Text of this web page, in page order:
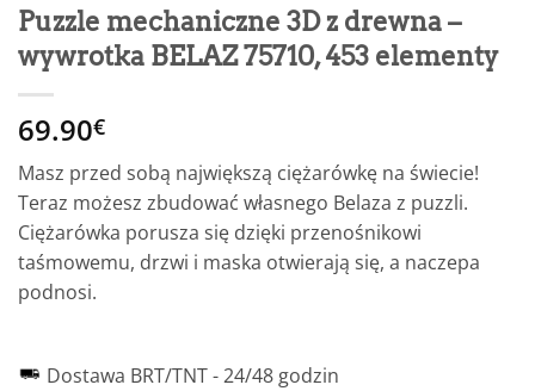
Puzzle mechaniczne 3D z drewna –
wywrotka BELAZ 75710, 453 elementy
69.90€
Masz przed sobą największą ciężarówkę na świecie!
Teraz możesz zbudować własnego Belaza z puzzli.
Ciężarówka porusza się dzięki przenośnikowi
taśmowemu, drzwi i maska otwierają się, a naczepa
podnosi.
Dostawa BRT/TNT -24/48 godzin